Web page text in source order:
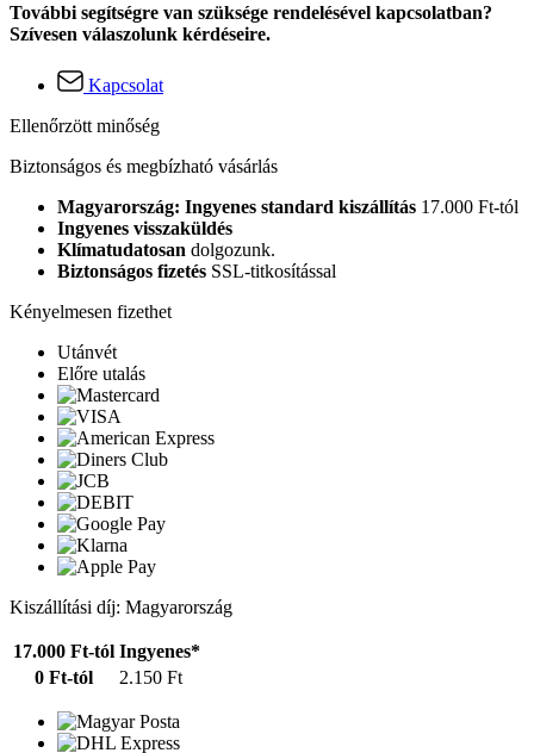
További segítségre van szüksége rendelésével kapcsolatban?
Szívesen válaszolunk kérdéseire.
Kapcsolat
Ellenőrzött minőség
Biztonságos és megbízható vásárlás
Magyarország: Ingyenes standard kiszállítás 17.000 Ft-tól
Ingyenes visszaküldés
Klímatudatosan dolgozunk.
Biztonságos fizetés SSL-titkosítással
Kényelmesen fizethet
Utánvét
Előre utalás
Kiszállítási díj: Magyarország
17.000 Ft-tól Ingyenes*
0 Ft-tól
2.150 Ft